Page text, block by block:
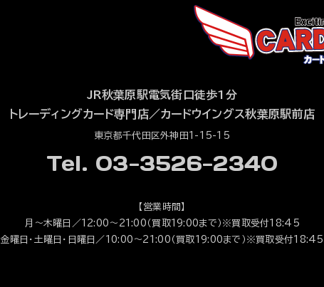
JR秋葉原駅電気街口徒歩1分
トレーディングカード専門店／カードウイングス秋葉原駅前店
東京都千代田区外神田1-15-15
Tel. 03-3526-2340
【営業時間】
月～木曜日／12:00～21:00（買取19:00まで）※買取受付18:45
金曜日・土曜日・日曜日／10:00～21:00（買取19:00まで）※買取受付18:45